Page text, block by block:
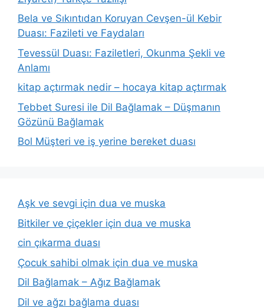
Bela ve Sıkıntıdan Koruyan Cevşen-ül Kebir
Duası: Fazileti ve Faydaları
Tevessül Duası: Faziletleri, Okunma Şekli ve
Anlamı
kitap açtırmak nedir – hocaya kitap açtırmak
Tebbet Suresi ile Dil Bağlamak – Düşmanın
Gözünü Bağlamak
Bol Müşteri ve iş yerine bereket duası
Aşk ve sevgi için dua ve muska
Bitkiler ve çiçekler için dua ve muska
cin çıkarma duası
Çocuk sahibi olmak için dua ve muska
Dil Bağlamak – Ağız Bağlamak
Dil ve ağzı bağlama duası